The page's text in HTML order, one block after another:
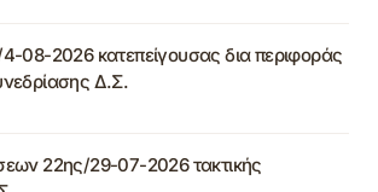
08-2026 κατεπείγουσας δια περιφοράς
Δ.Σ.
22ης/29-07-2026 τακτικής